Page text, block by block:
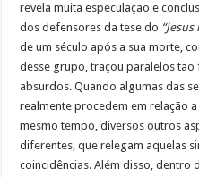
revela muita especulação e
dos defensores da tese do “Jesus
de um século após a sua morte,
desse grupo, traçou paralelos tão
absurdos. Quando algumas das
realmente procedem em relação
mesmo tempo, diversos outros
diferentes, que relegam aquelas
coincidências. Além disso,